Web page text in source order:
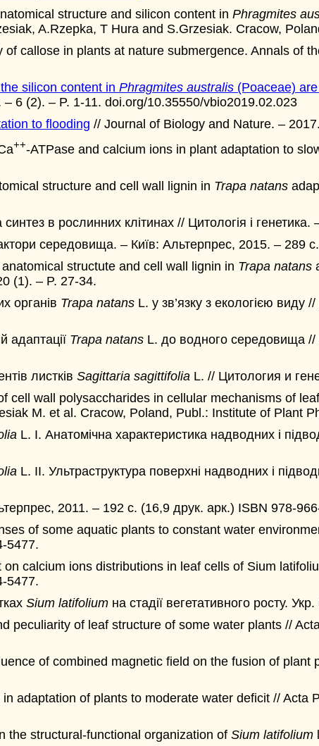
structure and silicon content in Phragmites
A.Rzepka, T Hura and S.Grzesiak. Cracow,
callose in plants at nature submergence. Annals of
silicon content in Phragmites australis (Poaceae)
6 (2). – P. 1-11. doi.org/10.35550/vbio2019.02.023
to flooding // Journal of Biology and Nature. –
++-ATPase and calcium ions in plant adaptation to
structure and cell wall lignin in Trapa natans
в рослинних клітинах // Цитологія і
середовища. – Київ: Альтерпрес, 2015. – 289
structute and cell wall lignin in Trapa natans
(1). – P. 27-34.
органів Trapa natans L. у зв’язку з екологією
адаптації Trapa natans L. до водного середовища
листків Sagittaria sagittifolia L. // Цитология и
cell wall polysaccharides in cellular mechanisms of
M. et al. Cracow, Poland, Publ.: Institute of Plant
L. І. Анатомічна характеристика надводних і
L. ІІ. Ультраструктура поверхні надводних і
2011. – 192 с. (16,9 друк. арк.) ISBN 978-
of some aquatic plants to constant water
5477.
calcium ions distributions in leaf cells of Sium
5477.
Sium latifolium на стадії вегетативного росту.
peculiarity of leaf structure of some water plants //
of combined magnetic field on the fusion of
adaptation of plants to moderate water deficit // Acta
the structural-functional organization of Sium latifolium